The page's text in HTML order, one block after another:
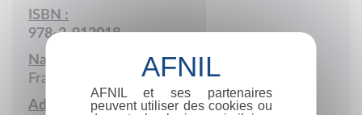
ISBN :
978-2-912018
Nationalité :
France
Adresse :
AFNIL et ses partenaires
peuvent utiliser des cookies ou